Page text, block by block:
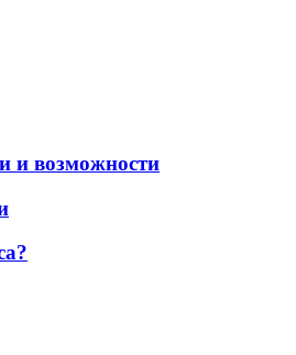
и возможности